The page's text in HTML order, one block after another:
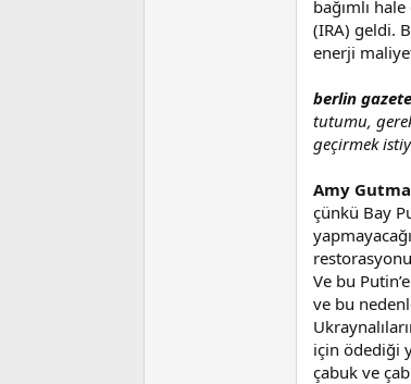
bağımlı
(IRA) geldi.
enerji
berlin
tutumu,
geçirmek
Amy
çünkü Bay
Ve bu
ve bu
için ödediği
çabuk ve